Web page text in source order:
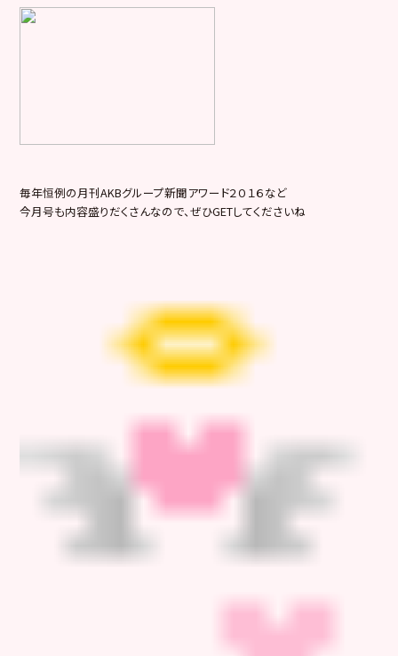
毎年恒例の月刊AKBグループ新聞アワード２０１６など
今月号も内容盛りだくさんなので、ぜひGETしてくださいね